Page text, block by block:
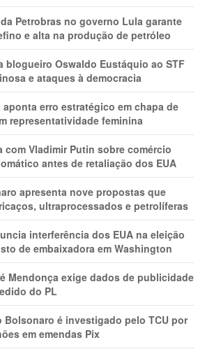
Petrobras no governo Lula garante
e alta na produção de petróleo
blogueiro Oswaldo Eustáquio ao STF
e ataques à democracia
aponta erro estratégico em chapa de
representatividade feminina
com Vladimir Putin sobre comércio
antes de retaliação dos EUA
apresenta nove propostas que
ultraprocessados e petrolíferas
interferência dos EUA na eleição
de embaixadora em Washington
Mendonça exige dados de publicidade
do PL
Bolsonaro é investigado pelo TCU por
em emendas Pix